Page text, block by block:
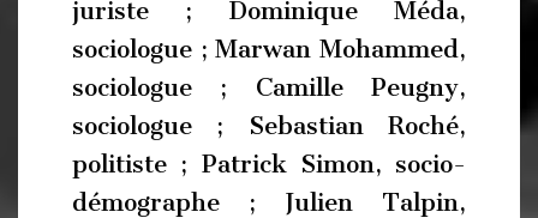
juriste ; Dominique Méda,
sociologue ; Marwan Mohammed,
sociologue ; Camille Peugny,
sociologue ; Sebastian Roché,
politiste ; Patrick Simon, socio-
démographe ; Julien Talpin,